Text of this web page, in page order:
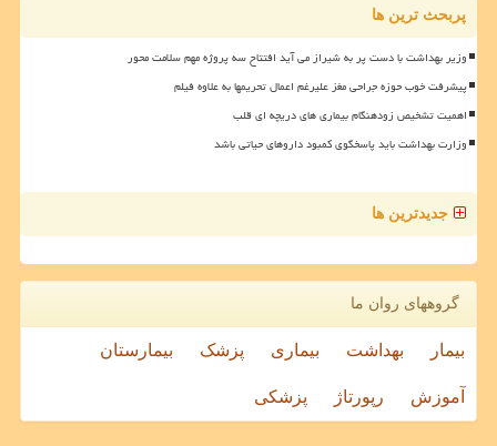
پربحث ترین ها
وزیر بهداشت با دست پر به شیراز می آید افتتاح سه پروژه مهم سلامت محور
پیشرفت خوب حوزه جراحی مغز علیرغم اعمال تحریمها به علاوه فیلم
اهمیت تشخیص زودهنگام بیماری های دریچه ای قلب
وزارت بهداشت باید پاسخگوی کمبود داروهای حیاتی باشد
جدیدترین ها
گروههای روان ما
بیمار بهداشت بیماری پزشک بیمارستان
آموزش رپورتاژ پزشکی